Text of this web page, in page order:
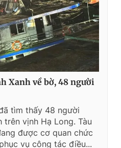
Xanh về bờ, 48 người
tìm thấy 48 người
vịnh Hạ Long. Tàu
được cơ quan chức
vụ công tác điều...